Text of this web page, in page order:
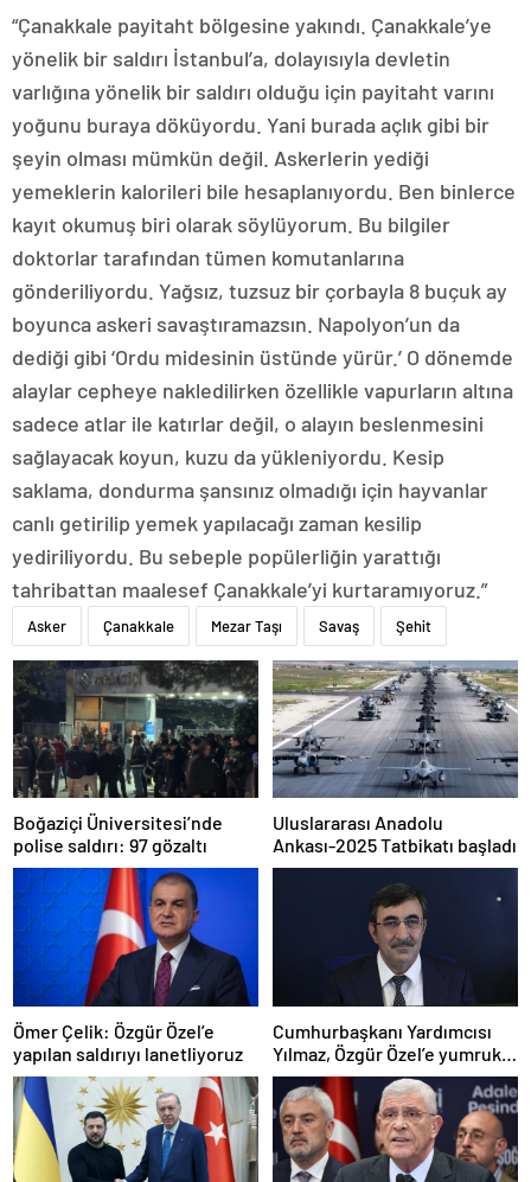
“Çanakkale payitaht bölgesine yakındı. Çanakkale’ye
yönelik bir saldırı İstanbul’a, dolayısıyla devletin
varlığına yönelik bir saldırı olduğu için payitaht varını
yoğunu buraya döküyordu. Yani burada açlık gibi bir
şeyin olması mümkün değil. Askerlerin yediği
yemeklerin kalorileri bile hesaplanıyordu. Ben binlerce
kayıt okumuş biri olarak söylüyorum. Bu bilgiler
doktorlar tarafından tümen komutanlarına
gönderiliyordu. Yağsız, tuzsuz bir çorbayla 8 buçuk ay
boyunca askeri savaştıramazsın. Napolyon’un da
dediği gibi ‘Ordu midesinin üstünde yürür.’ O dönemde
alaylar cepheye nakledilirken özellikle vapurların altına
sadece atlar ile katırlar değil, o alayın beslenmesini
sağlayacak koyun, kuzu da yükleniyordu. Kesip
saklama, dondurma şansınız olmadığı için hayvanlar
canlı getirilip yemek yapılacağı zaman kesilip
yediriliyordu. Bu sebeple popülerliğin yarattığı
tahribattan maalesef Çanakkale’yi kurtaramıyoruz.”
Asker Çanakkale Mezar Taşı Savaş Şehit
Boğaziçi Üniversitesi’nde
polise saldırı: 97 gözaltı
Uluslararası Anadolu
Ankası-2025 Tatbikatı başladı
Ömer Çelik: Özgür Özel’e
yapılan saldırıyı lanetliyoruz
Cumhurbaşkanı Yardımcısı
Yılmaz, Özgür Özel’e yumruklu
saldırıyı kınadı